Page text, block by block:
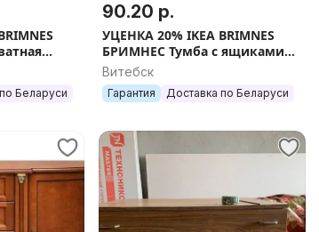
см.
Беларуси
90.20 р.
УЦЕНКА 20% IKEA BRIMNES
БРИМНЕС Тумба с ящиками
на колесах, тм.коричневая,
50*35 см
Витебск
Гарантия Доставка по Беларуси